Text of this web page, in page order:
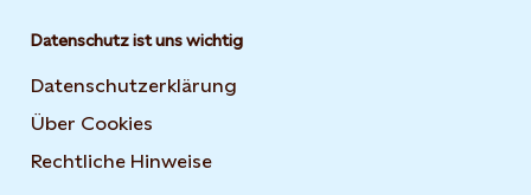
Datenschutz ist uns wichtig
Datenschutzerklärung
Über Cookies
Rechtliche Hinweise